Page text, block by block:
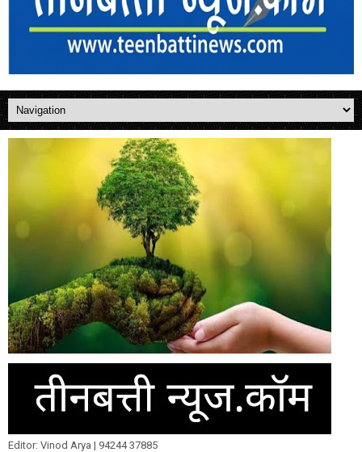
Editor: Vinod Arya | 94244 37885